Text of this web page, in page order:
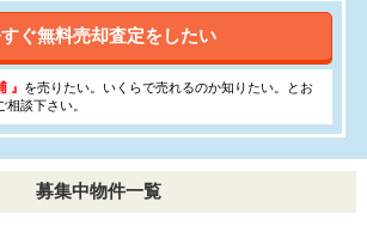
ぐ無料売却査定をしたい
』 を売りたい。いくらで売れるのか知りたい。とお
談下さい。
募集中物件一覧